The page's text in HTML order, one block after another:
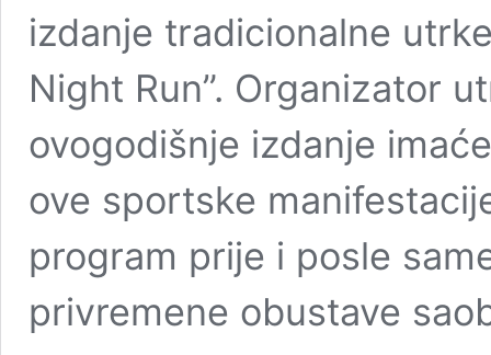
izdanje tradicionalne
Night Run”. Organizator
ovogodišnje izdanje
ove sportske
program prije i posle
privremene obustave